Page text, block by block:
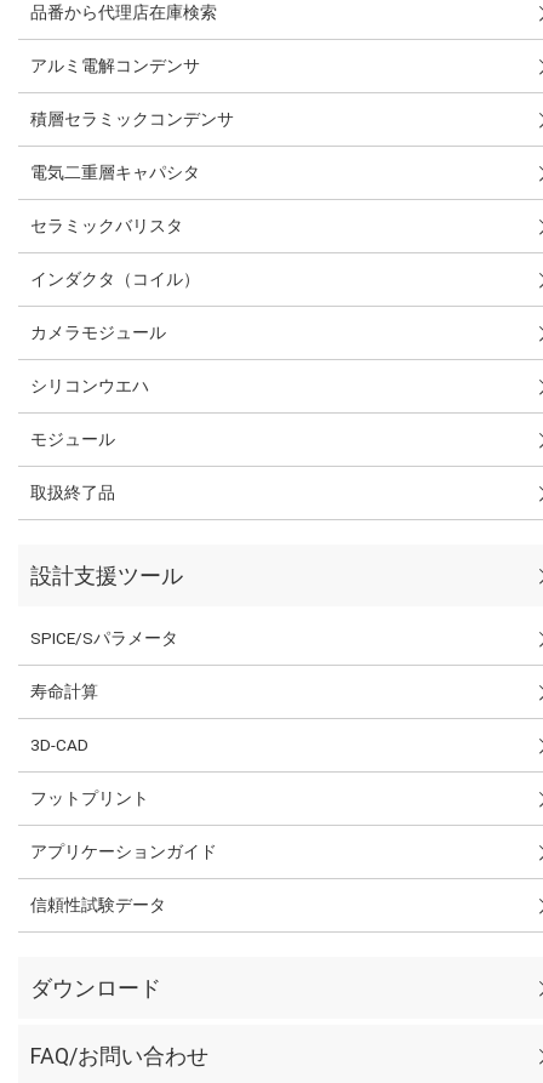
品番から代理店在庫検索
アルミ電解コンデンサ
積層セラミックコンデンサ
電気二重層キャパシタ
セラミックバリスタ
インダクタ（コイル）
カメラモジュール
シリコンウエハ
モジュール
取扱終了品
設計支援ツール
SPICE/Sパラメータ
寿命計算
3D-CAD
フットプリント
アプリケーションガイド
信頼性試験データ
ダウンロード
FAQ/お問い合わせ